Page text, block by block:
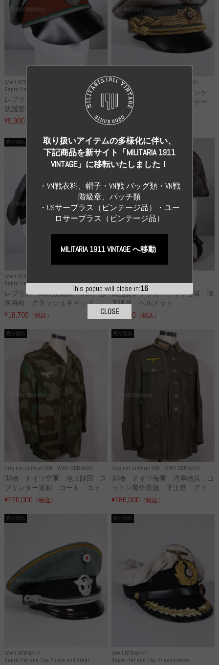
WWII GERMANY
Repro Hat and Cap Police and other
レプリカ ドイツ秩序警察 都市
防護警察 クラッシュキャップ...
¥9,900
WWII GERMANY Repro Uniforms WH
レプリカ ミヒャエル・ヤンケ
製 国家元帥 ヘルマン・ゲー
リ...
¥55,000
WWII GERMANY
Repro Hat and Cap SS and WSS
売り切れ
レプリカ 武装親衛隊 WSS 歩
兵将校 クラッシュキャップ ...
¥18,700 （税込）
Repro Hat and Cap Luftwaffe
売り切れ
高品質レプリカ ドイツ空軍 降
下猟兵 ヘルメット
¥49,800 （税込）
Original Uniform WH WWII GERMANY
売り切れ
実物 ドイツ空軍 地上師団 ス
プリンター迷彩 コート コッ...
¥220,000 （税込）
Original Uniform WH WWII GERMANY
売り切れ
実物 ドイツ海軍 湾岸砲兵 コ
ットン製作業服 下士官 アド...
¥286,000 （税込）
WWII GERMANY
Repro Hat and Cap Police and other
売り切れ
WWII GERMANY
Repro Hat and Cap Kriegsmarine
売り切れ
This popup will close in:15
取り扱いアイテムの多様化に伴い、
下記商品を新サイト「MILITARIA 1911
VINTAGE」に移転いたしました！
・VN戦衣料、帽子・VN戦 バッグ類・VN戦
階級章、パッチ類
・USサーブラス（ビンテージ品）・ユー
ロサープラス（ビンテージ品）
MILITARIA 1911 VINTAGE へ移動
CLOSE